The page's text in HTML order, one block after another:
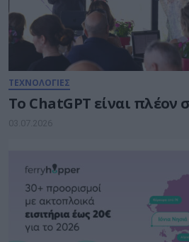
ΤΕΧΝΟΛΟΓΙΕΣ
Το ChatGPT είναι πλέον
03.07.2026